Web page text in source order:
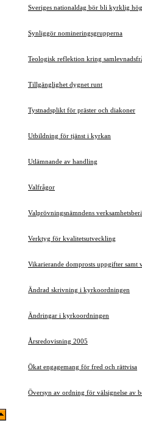
Sveriges nationaldag bör bli kyrklig
Synliggör nomineringsgrupperna
Teologisk reflektion kring
Tillgänglighet dygnet runt
Tystnadsplikt för präster och diakoner
Utbildning för tjänst i kyrkan
Utlämnande av handling
Valfrågor
Valprövningsnämndens
Verktyg för kvalitetsutveckling
Vikarierande domprosts uppgifter samt
Ändrad skrivning i kyrkoordningen
Ändringar i kyrkoordningen
Årsredovisning 2005
Ökat engagemang för fred och rättvisa
Översyn av ordning för välsignelse av